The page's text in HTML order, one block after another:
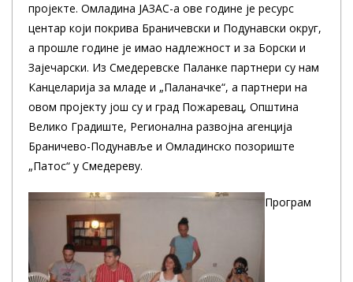
пројекте. Омладина ЈАЗАС-а ове године је ресурс
центар који покрива Браничевски и Подунавски округ,
а прошле године је имао надлежност и за Борски и
Зајечарски. Из Смедеревске Паланке партнери су нам
Канцеларија за младе и „Паланачке“, а партнери на
овом пројекту још су и град Пожаревац, Општина
Велико Градиште, Регионална развојна агенција
Браничево-Подунавље и Омладинско позориште
„Патос“ у Смедереву.
Програм